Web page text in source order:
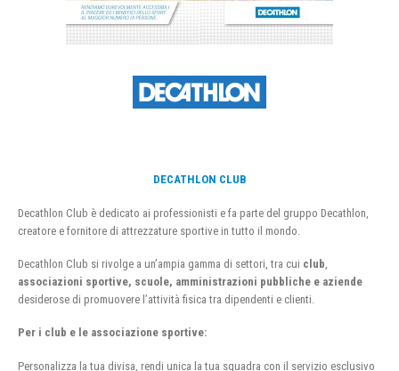
DECATHLON CLUB
Decathlon Club è dedicato ai professionisti e fa parte del gruppo Decathlon,
creatore e fornitore di attrezzature sportive in tutto il mondo.
Decathlon Club si rivolge a un’ampia gamma di settori, tra cui club
associazioni sportive, scuole, amministrazioni pubbliche e aziende
desiderose di promuovere l’attività fisica tra dipendenti e clienti.
Per i club e le associazione sportive:
Personalizza la tua divisa, rendi unica la tua squadra con il servizio esclusivo